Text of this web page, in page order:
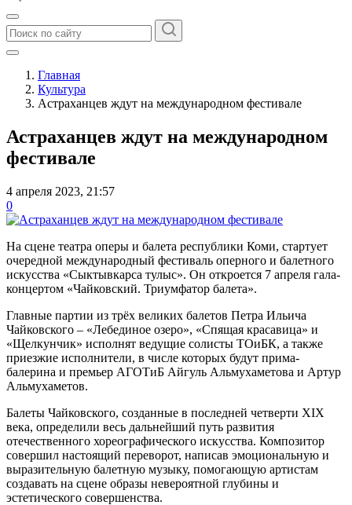
Главная
Культура
Астраханцев ждут на международном фестивале
Астраханцев ждут на международном
фестивале
4 апреля 2023, 21:57
0
На сцене театра оперы и балета республики Коми, стартует
очередной международный фестиваль оперного и балетного
искусства «Сыктывкарса тулыс». Он откроется 7 апреля гала-
концертом «Чайковский. Триумфатор балета».
Главные партии из трёх великих балетов Петра Ильича
Чайковского – «Лебединое озеро», «Спящая красавица» и
«Щелкунчик» исполнят ведущие солисты ТОиБК, а также
приезжие исполнители, в числе которых будут прима-
балерина и премьер АГОТиБ Айгуль Альмухаметова и Артур
Альмухаметов.
Балеты Чайковского, созданные в последней четверти XIX
века, определили весь дальнейший путь развития
отечественного хореографического искусства. Композитор
совершил настоящий переворот, написав эмоциональную и
выразительную балетную музыку, помогающую артистам
создавать на сцене образы невероятной глубины и
эстетического совершенства.